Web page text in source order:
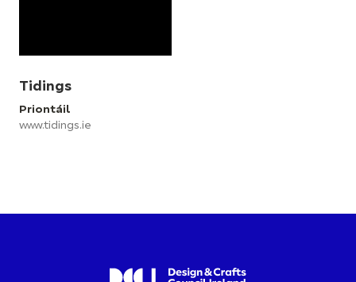
Tidings
Priontáil
www.tidings.ie